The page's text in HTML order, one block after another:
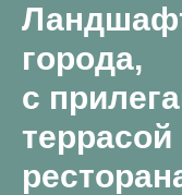
города,
с